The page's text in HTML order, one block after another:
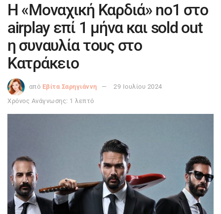
Η «Μοναχική Καρδιά» no1 στο
airplay επί 1 μήνα και sold out
η συναυλία τους στο
Κατράκειο
από Εβίτα Σαρηγιάννη
29 Ιουλίου 2024
Χρόνος Ανάγνωσης: 1 λεπτό